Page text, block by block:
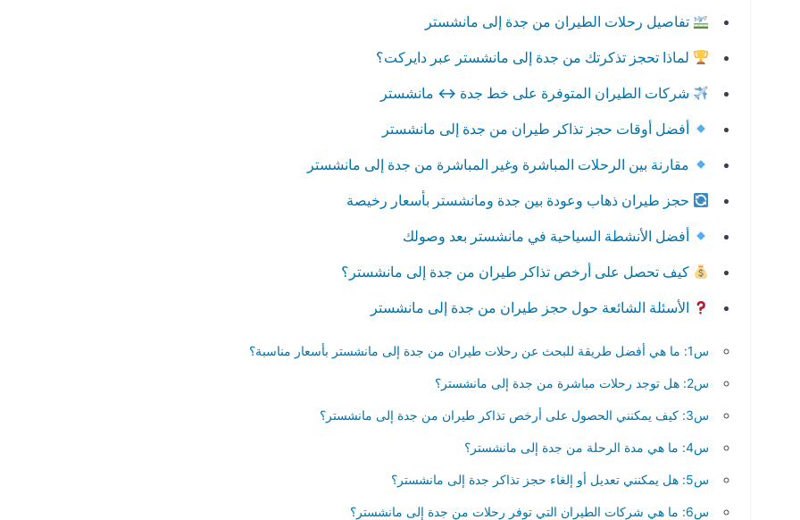
تفاصيل رحلات الطيران من جدة إلى مانشستر
لماذا تحجز تذكرتك من جدة إلى مانشستر عبر دايركت؟
شركات الطيران المتوفرة على خط جدة ↔ مانشستر
أفضل أوقات حجز تذاكر طيران من جدة إلى مانشستر
مقارنة بين الرحلات المباشرة وغير المباشرة من جدة إلى مانشستر
حجز طيران ذهاب وعودة بين جدة ومانشستر بأسعار رخيصة
أفضل الأنشطة السياحية في مانشستر بعد وصولك
كيف تحصل على أرخص تذاكر طيران من جدة إلى مانشستر؟
الأسئلة الشائعة حول حجز طيران من جدة إلى مانشستر
س1: ما هي أفضل طريقة للبحث عن رحلات طيران من جدة إلى مانشستر بأسعار مناسبة؟
س2: هل توجد رحلات مباشرة من جدة إلى مانشستر؟
س3: كيف يمكنني الحصول على أرخص تذاكر طيران من جدة إلى مانشستر؟
س4: ما هي مدة الرحلة من جدة إلى مانشستر؟
س5: هل يمكنني تعديل أو إلغاء حجز تذاكر جدة إلى مانشستر؟
س6: ما هي شركات الطيران التي توفر رحلات من جدة إلى مانشستر؟